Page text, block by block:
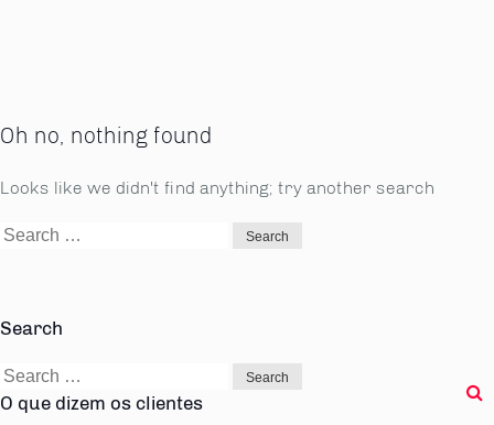
Oh no, nothing found
Looks like we didn't find anything; try another search
Search
Search
Search
for:
O que dizem os clientes